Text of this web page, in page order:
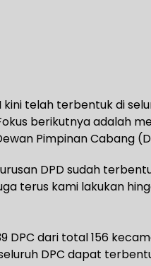
telah terbentuk di
berikutnya adalah
Pimpinan Cabang
DPD sudah
terus kami lakukan
DPC dari total 156
DPC dapat